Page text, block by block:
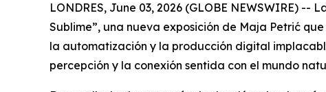
LONDRES, June 03, 2026 (GLOBE NEWSWIRE) --
Sublime”, una nueva exposición de Maja Petrić
la automatización y la producción digital
percepción y la conexión sentida con el mundo